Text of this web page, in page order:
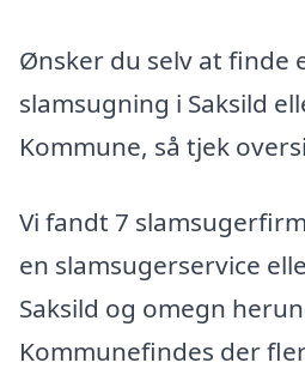
Ønsker du selv at finde
slamsugning i Saksild
Kommune, så tjek
Vi fandt 7
en slamsugerservice
Saksild og omegn
Kommunefindes der